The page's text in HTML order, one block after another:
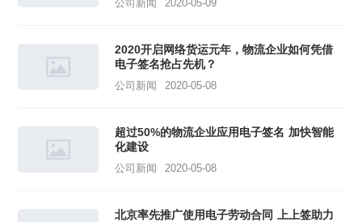
公司新闻 2020-05-09
2020开启网络货运元年，物流企业如何凭借
电子签名抢占先机？
公司新闻 2020-05-08
超过50%的物流企业应用电子签名 加快智能
化建设
公司新闻 2020-05-08
北京率先推广使用电子劳动合同 上上签助力